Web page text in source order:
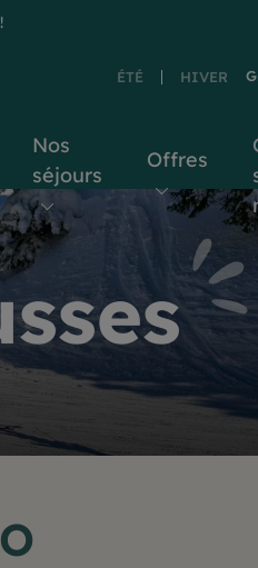
ÉTÉ HIVER
Nos
séjours
Offres